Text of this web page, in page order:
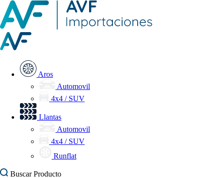
Aros
Automovil
4x4 / SUV
Llantas
Automovil
4x4 / SUV
Runflat
BuscarProducto